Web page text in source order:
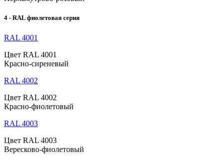
4 - RAL фиолетовая серия
RAL 4001
Цвет RAL 4001
Красно-сиреневый
RAL 4002
Цвет RAL 4002
Красно-фиолетовый
RAL 4003
Цвет RAL 4003
Вересково-фиолетовый